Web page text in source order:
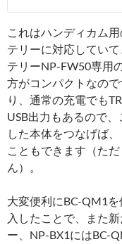
これはハンディカム
テリーに対応してい
テリーNP-FW50専用
方がコンパクトなの
り、通常の充電でも
USB出力もあるので
した本体をつなげば
こともできます（た
ん）。
大変便利にBC-QM1
入したことで、また
ー、NP-BX1にはBC-